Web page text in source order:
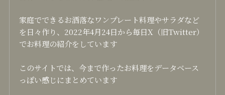
家庭でできるお洒落なワンプレート料理やサラダなど
を日々作り、2022年4月24日から毎日X（旧Twitter）
でお料理の紹介をしています
このサイトでは、今まで作ったお料理をデータベース
っぽい感じにまとめています